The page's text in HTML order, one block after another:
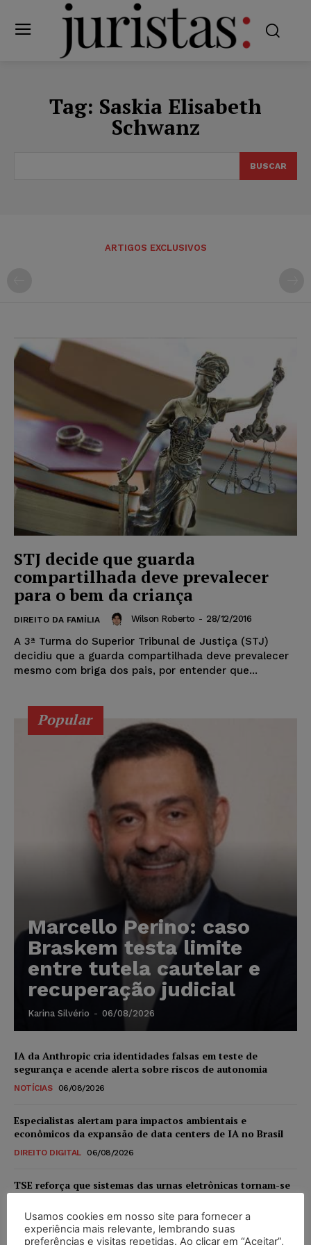
Tag: Saskia Elisabeth
Schwanz
BUSCAR
ARTIGOS EXCLUSIVOS
STJ decide que guarda
compartilhada deve prevalecer
para o bem da criança
DIREITO DA FAMÍLIA Wilson Roberto - 28/12/2016
A 3ª Turma do Superior Tribunal de Justiça (STJ)
decidiu que a guarda compartilhada deve prevalecer
mesmo com briga dos pais, por entender que...
Popular
Marcello Perino: caso
Braskem testa limite
entre tutela cautelar e
recuperação judicial
Karina Silvério - 06/08/2026
IA da Anthropic cria identidades falsas em teste de
segurança e acende alerta sobre riscos de autonomia
NOTÍCIAS 06/08/2026
Especialistas alertam para impactos ambientais e
econômicos da expansão de data centers de IA no Brasil
DIREITO DIGITAL 06/08/2026
TSE reforça que sistemas das urnas eletrônicas tornam-se
NOTÍCIAS 06/08/2026
Usamos cookies em nosso site para fornecer a
experiência mais relevante, lembrando suas
preferências e visitas repetidas. Ao clicar em “Aceitar”,